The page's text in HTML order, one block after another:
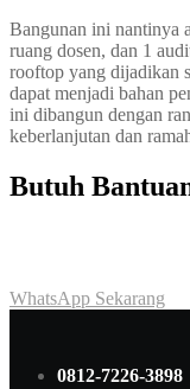
Bangunan ini nantinya
ruang dosen, dan 1
rooftop yang dijadikan
dapat menjadi bahan
ini dibangun dengan
keberlanjutan dan
Butuh
WhatsApp Sekarang
0812-7226-3898